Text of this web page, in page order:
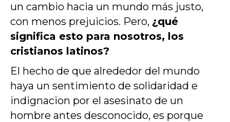
un cambio hacia un mundo más justo,
con menos prejuicios. Pero, ¿qué
significa esto para nosotros, los
cristianos latinos?
El hecho de que alrededor del mundo
haya un sentimiento de solidaridad e
indignacion por el asesinato de un
hombre antes desconocido, es porque